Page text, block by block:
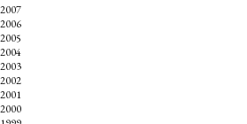
2007
2006
2005
2004
2003
2002
2001
2000